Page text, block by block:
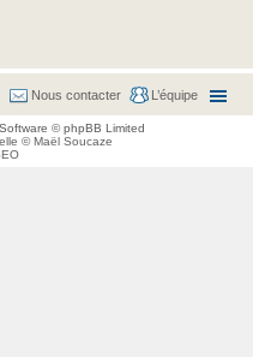
L’équipe
Nous contacter
© phpBB Limited
©Maël Soucaze